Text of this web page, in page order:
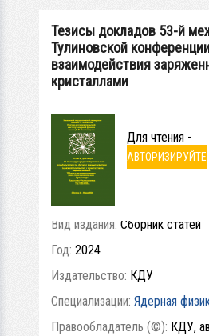
Тезисы докладов 53-й
Тулиновской
взаимодействия
кристаллами
Для чтения -
АВТОРИЗИРУЙТЕ
Вид издания: Сборник статей
Год: 2024
Издательство: КДУ
Специализации: Ядерная
Правообладатель (©): КДУ,